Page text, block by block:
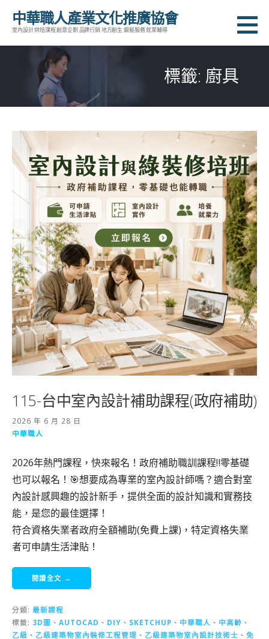
中華職人產業文化推廣協會
室內設計 烘焙課程 創意企劃 品牌行銷 地方創生 銀髮服務 就業輔導
標籤: 廚具
115-台中室內設計補助課程(政府補助)
2026 年 6 月 28 日
中華職人
2026年熱門課程，快來報名！政府補助職訓課程‼️零基礎
也可以報名！🎯想要成為專業的室內設計師嗎？適合對室
內設計感興趣的設計新手，提供全面的設計知識和實務技
能，是您的最佳選擇！
符合資格失業者政府全額補助(免費上課)，特定資格失業
者可申請生活津貼！
閱讀全文 →
分類: 最新課程
標籤: 3D圖 、 AUTOCAD 、 DIY 、 SKETCHUP 、 中華職人 、 中高齡 、
乙級 、 乙級建築物室內裝修工程管理 、 乙級建築物室內設計技術士 、 免